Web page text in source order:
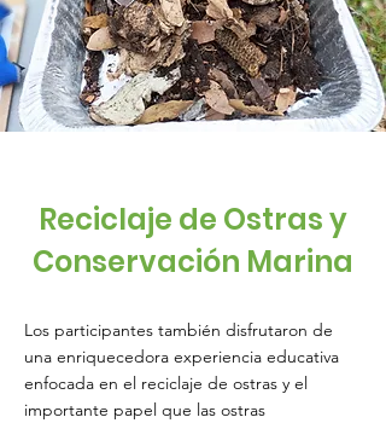
Reciclaje de Ostras y
Conservación Marina
Los participantes también disfrutaron de
una enriquecedora experiencia educativa
enfocada en el reciclaje de ostras y el
importante papel que las ostras